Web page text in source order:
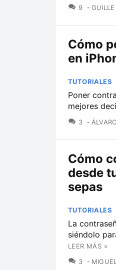
9
Cómo
en
TUTORIALES
Poner
mejores
3
Cómo
desde
sepas
TUTORIALES
La
siéndolo
LEER MÁS »
3